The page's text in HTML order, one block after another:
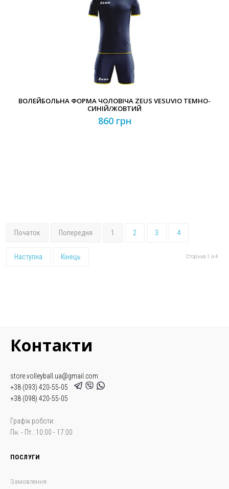
ВОЛЕЙБОЛЬНА ФОРМА ЧОЛОВІЧА ZEUS VESUVIO ТЕМНО-
СИНІЙ/ЖОВТИЙ
860 грн
Початок Попередня 1 2 3 4
Наступна Кінець Сторінка 1 із 4
Контакти
store.volleyball.ua@gmail.com
+38 (093) 420-55-05
+38 (098) 420-55-05
Графік роботи:
Пн. - Пт.: 10:00 - 17:00
ПОСЛУГИ
Замовлення